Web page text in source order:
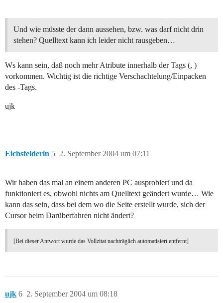
Und wie müsste der dann aussehen, bzw. was darf nicht drin
stehen? Quelltext kann ich leider nicht rausgeben…
Ws kann sein, daß noch mehr Atribute innerhalb der Tags (, )
vorkommen. Wichtig ist die richtige Verschachtelung/Einpacken
des -Tags.
ujk
Eichsfelderin 2. September 2004 um 07:11
5
Wir haben das mal an einem anderen PC ausprobiert und da
funktioniert es, obwohl nichts am Quelltext geändert wurde… Wie
kann das sein, dass bei dem wo die Seite erstellt wurde, sich der
Cursor beim Darüberfahren nicht ändert?
[Bei dieser Antwort wurde das Vollzitat nachträglich automatisiert entfernt]
ujk 2. September 2004 um 08:18
6